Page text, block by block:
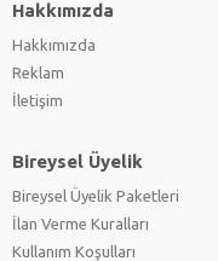
Hakkımızda
Hakkımızda
Reklam
İletişim
Bireysel Üyelik
Bireysel Üyelik Paketleri
İlan Verme Kuralları
Kullanım Koşulları